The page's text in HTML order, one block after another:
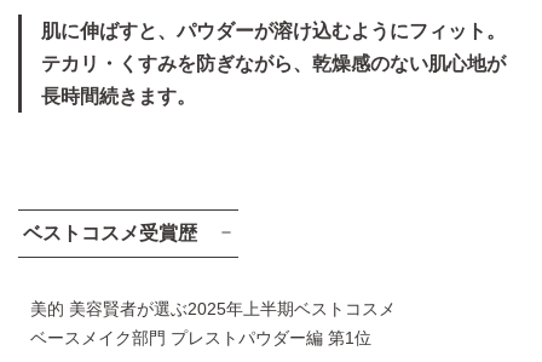
肌に伸ばすと、パウダーが溶け込むようにフィット。
テカリ・くすみを防ぎながら、乾燥感のない肌心地が
長時間続きます。
ベストコスメ受賞歴
美的 美容賢者が選ぶ2025年上半期ベストコスメ
ベースメイク部門 プレストパウダー編 第1位